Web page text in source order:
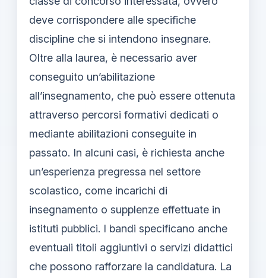
deve corrispondere alle specifiche
discipline che si intendono insegnare.
Oltre alla laurea, è necessario aver
conseguito un’abilitazione
all’insegnamento, che può essere ottenuta
attraverso percorsi formativi dedicati o
mediante abilitazioni conseguite in
passato. In alcuni casi, è richiesta anche
un’esperienza pregressa nel settore
scolastico, come incarichi di
insegnamento o supplenze effettuate in
istituti pubblici. I bandi specificano anche
eventuali titoli aggiuntivi o servizi didattici
che possono rafforzare la candidatura. La